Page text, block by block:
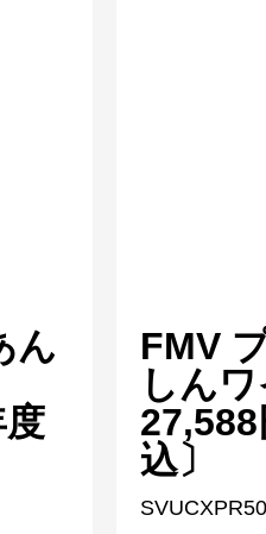
ん
度
FMV
しん
込〕